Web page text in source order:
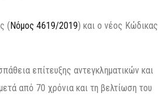
( Νόμος 4619/2019) και ο νέος Κώδικας
επίτευξης αντεγκληματικών και
από 70 χρόνια και τη βελτίωση του